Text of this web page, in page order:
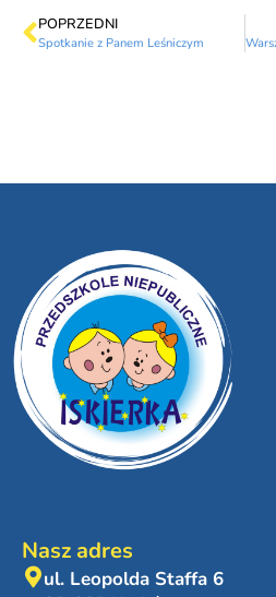
POPRZEDNI
Spotkanie z Panem Leśniczym
Nasz adres
ul. Leopolda Staffa 6